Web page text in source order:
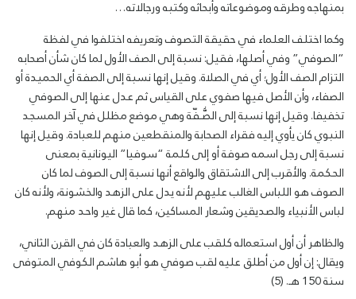
بمنهاجه وطرقه وموضوعاته وأبحاثه وكتبه ورجالاته…
وكما اختلف العلماء في حقيقة التصوف وتعريفه اختلفوا في لفظة
“الصوفي” وفي أصلها، فقيل: نسبة إلى الصف الأول لما كان شأن أصحابه
التزام الصف الأول؛ أي في الصلاة. وقيل إنها نسبة إلى الصفة أي الحميدة أو
الصفاء، وأن الأصل فيها صفوي على القياس ثم عدل عنها إلى الصوفي
تخفيفا. وقيل إنها نسبة إلى الصُّـفّة وهي موضع مظلل في آخر المسجد
النبوي كان يأوي إليه فقراء الصحابة والمنقطعين منهم للعبادة. وقيل إنها
نسبة إلى رجل اسمه صوفة أو إلى كلمة “سوفيا” اليونانية بمعنى
الحكمة. والأقرب إلى الاشتقاق والواقع أنها نسبة إلى الصوف لما كان
الصوف هو اللباس الغالب عليهم لأنه يدل على الزهد والخشونة، ولأنه كان
لباس الأنبياء والصديقين وشعار المساكين، كما قال غير واحد منهم.
والظاهر أن أول استعماله كلقب على الزهد والعبادة كان في القرن الثاني،
ويقال: إن أول من أطلق عليه لقب صوفي هو أبو هاشم الكوفي المتوفى
سنة 150 هـ. (5)